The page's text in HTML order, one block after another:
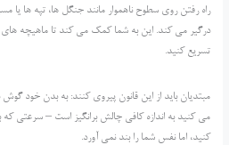
راه رفتن روی سطوح ناهموار مانند جنگل ها، تپه ها یا
درگیر می کند. این به شما کمک می کند تا ماهیچه های
تسریع کنید.
مبتدیان باید از این قانون پیروی کنند: به بدن خود
می کنید به اندازه کافی چالش برانگیز است – سرعتی
کنید، اما نفس شما را بند نمی آورد.